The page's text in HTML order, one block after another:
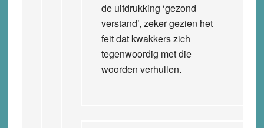
de uitdrukking ‘gezond
verstand’, zeker gezien het
feit dat kwakkers zich
tegenwoordig met die
woorden verhullen.